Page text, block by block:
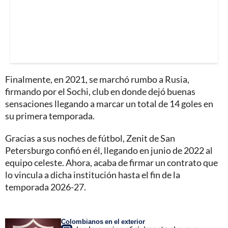
Finalmente, en 2021, se marchó rumbo a Rusia,
firmando por el Sochi, club en donde dejó buenas
sensaciones llegando a marcar un total de 14 goles en
su primera temporada.
Gracias a sus noches de fútbol, Zenit de San
Petersburgo confió en él, llegando en junio de 2022 al
equipo celeste. Ahora, acaba de firmar un contrato que
lo vincula a dicha institución hasta el fin de la
temporada 2026-27.
Colombianos en el exterior